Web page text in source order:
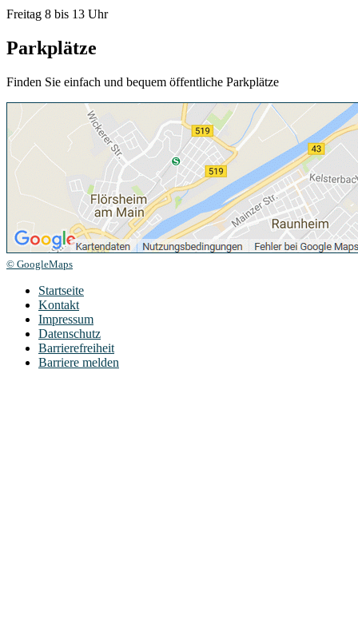
Freitag 8 bis 13 Uhr
Parkplätze
Finden Sie einfach und bequem öffentliche Parkplätze
© GoogleMaps
Startseite
Kontakt
Impressum
Datenschutz
Barrierefreiheit
Barriere melden